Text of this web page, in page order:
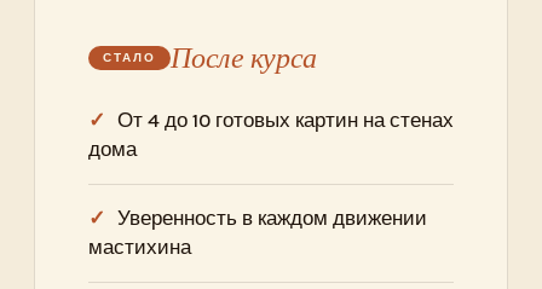
После курса
От 4 до 10 готовых картин на стенах
дома
Уверенность в каждом движении
мастихина